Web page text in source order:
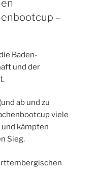
–
Baden-
und der
ab und zu
viele
kämpfen
Sieg.